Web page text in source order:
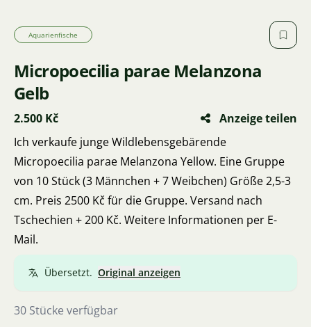
Aquarienfische
Micropoecilia parae Melanzona
Gelb
2.500 Kč
Anzeige teilen
Ich verkaufe junge Wildlebensgebärende
Micropoecilia parae Melanzona Yellow. Eine Gruppe
von 10 Stück (3 Männchen + 7 Weibchen) Größe 2,5-3
cm. Preis 2500 Kč für die Gruppe. Versand nach
Tschechien + 200 Kč. Weitere Informationen per E-
Mail.
Übersetzt. Original anzeigen
30 Stücke verfügbar